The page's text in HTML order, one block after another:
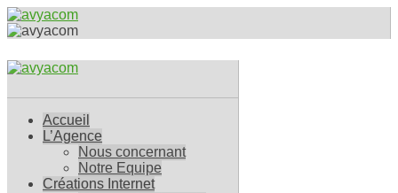
Accueil
L’Agence
Nous concernant
Notre Equipe
Créations Internet